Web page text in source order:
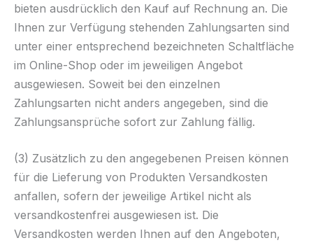
bieten ausdrücklich den Kauf auf Rechnung an. Die
Ihnen zur Verfügung stehenden Zahlungsarten sind
unter einer entsprechend bezeichneten Schaltfläche
im Online-Shop oder im jeweiligen Angebot
ausgewiesen. Soweit bei den einzelnen
Zahlungsarten nicht anders angegeben, sind die
Zahlungsansprüche sofort zur Zahlung fällig.
(3) Zusätzlich zu den angegebenen Preisen können
für die Lieferung von Produkten Versandkosten
anfallen, sofern der jeweilige Artikel nicht als
versandkostenfrei ausgewiesen ist. Die
Versandkosten werden Ihnen auf den Angeboten,